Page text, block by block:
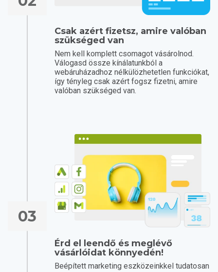
Csak azért fizetsz, amire valóban
szükséged van
Nem kell komplett csomagot vásárolnod.
Válogasd össze kínálatunkból a
webáruházadhoz nélkülözhetetlen funkciókat,
így tényleg csak azért fogsz fizetni, amire
valóban szükséged van.
03
Érd el leendő és meglévő
vásárlóidat könnyedén!
Beépített marketing eszközeinkkel tudatosan